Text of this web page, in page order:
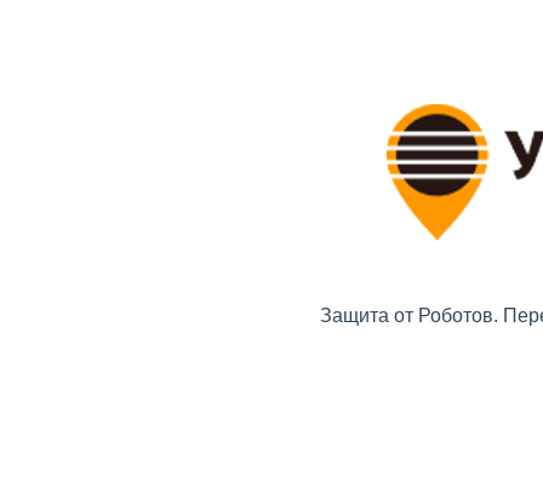
Защита от Роботов.